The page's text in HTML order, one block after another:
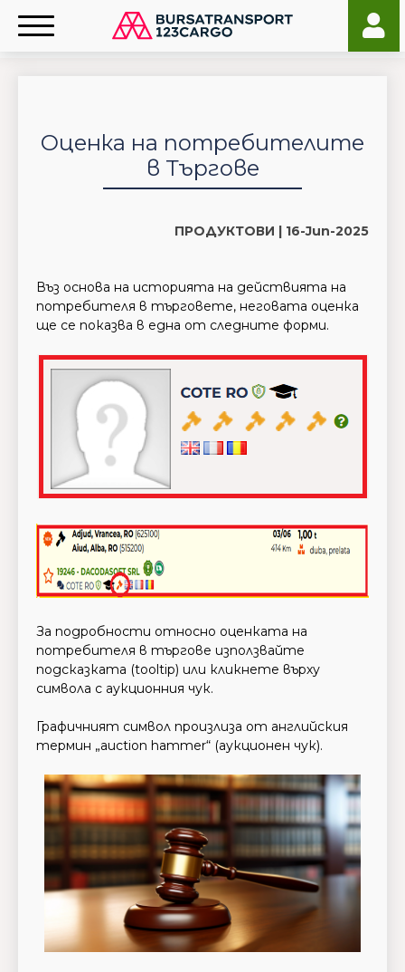
Оценка на потребителите
в Търгове
ПРОДУКТОВИ | 16-Jun-2025
Въз основа на историята на действията на
потребителя в търговете, неговата оценка
ще се показва в една от следните форми.
За подробности относно оценката на
потребителя в търгове използвайте
подсказката (tooltip) или кликнете върху
символа с аукционния чук.
Графичният символ произлиза от английския
термин „auction hammer“ (аукционен чук).